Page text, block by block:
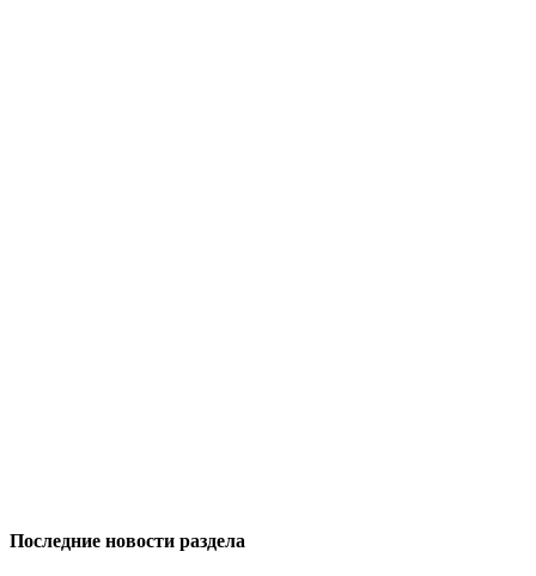
Последние новости раздела